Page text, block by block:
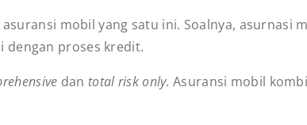
mobil yang satu ini. Soalnya, asurnasi
dengan proses kredit.
dan total risk only. Asuransi mobil